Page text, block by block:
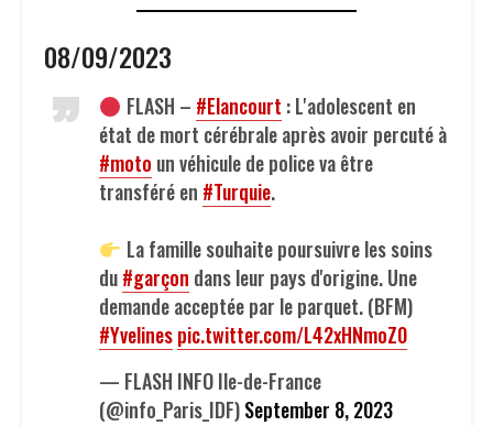
08/09/2023
FLASH – #Elancourt : L'adolescent en
état de mort cérébrale après avoir percuté à
#moto un véhicule de police va être
transféré en #Turquie.
La famille souhaite poursuivre les soins
du#garçon dans leur pays d'origine. Une
demande acceptée par le parquet. (BFM)
#Yvelinespic.twitter.com/L42xHNmoZ0
— FLASH INFO Ile-de-France
(@info_Paris_IDF)September 8, 2023